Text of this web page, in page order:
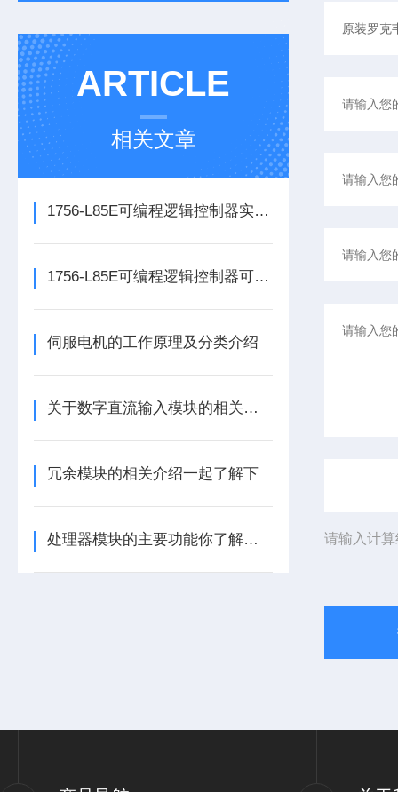
ARTICLE
相关文章
1756-L85E可编程逻辑控制器实操应用常见问题分析及解决方法探讨
1756-L85E可编程逻辑控制器可满足多行业自动化精准控制需求
伺服电机的工作原理及分类介绍
关于数字直流输入模块的相关介绍
冗余模块的相关介绍一起了解下
处理器模块的主要功能你了解多少呢 请输入计